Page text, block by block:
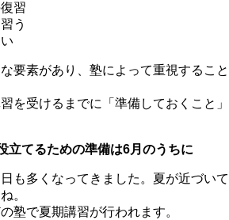
習
う
要素があり、塾によって重視すること
を受けるまでに「準備しておくこと」
立てるための準備は6月のうちに
も多くなってきました。夏が近づいて
。
塾で夏期講習が行われます。